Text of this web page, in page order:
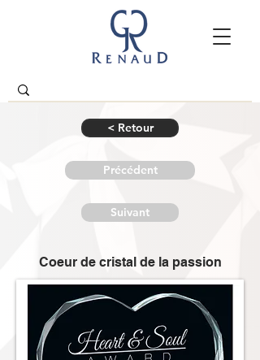
< Retour
Précédent
Suivant
Coeur de cristal de la passion